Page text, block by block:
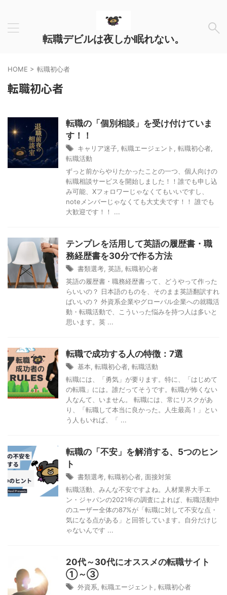
転職デビルは夜しか眠れない。
HOME > 転職初心者
転職初心者
転職の「個別相談」を受け付けていま
す！！
キャリア迷子 転職エージェント 転職初心者
転職活動
ずっと前からやりたかったことの一つ、個人向けの
転職相談サービスを開始しました！！誰でも申し込
み可能、Xフォロワーじゃなくてもいいですし、
noteメンバーじゃなくても大丈夫です！！ 誰でも
大歓迎です！！ ...
テンプレを活用して英語の履歴書・職
務経歴書を30分で作る方法
書類選考 英語 転職初心者
英語の履歴書・職務経歴書って、どうやって作った
らいいの？ 日本語のものを、そのまま英語翻訳すれ
ばいいの？ 外資系企業やグローバル企業への就職活
動・転職活動で、こういった悩みを持つ人は多いと
思います。英 ...
転職で成功する人の特徴：7選
基本 転職初心者 転職活動
転職には、「勇気」が要ります。特に、「はじめて
の転職」には。誰だってそうです。転職が怖くない
人なんて、いません。 転職には、常にリスクがあ
り、「転職して本当に良かった。人生最高！」とい
う人もいれば、「 ...
転職の「不安」を解消する、5つのヒン
ト
書類選考 転職初心者 面接対策
転職活動、みんな不安ですよね。人材業界大手エ
ン・ジャパンの2021年の調査によれば、転職活動中
のユーザー全体の87%が「転職に対して不安な点・
気になる点がある」と回答しています。自分だけじ
ゃないんです ...
20代～30代にオススメの転職サイト
①～③
外資系 転職エージェント
転職初心者